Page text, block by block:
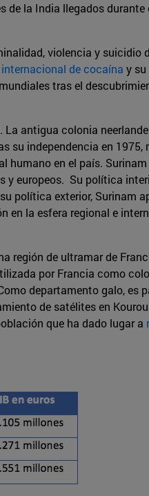
de la India llegados durante
violencia y suicidio
de cocaína y su
tras el
antigua colonia
su independencia en 1975,
humano en el país.
y europeos. Su política
política exterior, Surinam
en la esfera regional e
región de ultramar de
por Francia como
departamento galo, es
de satélites en
que ha dado lugar a